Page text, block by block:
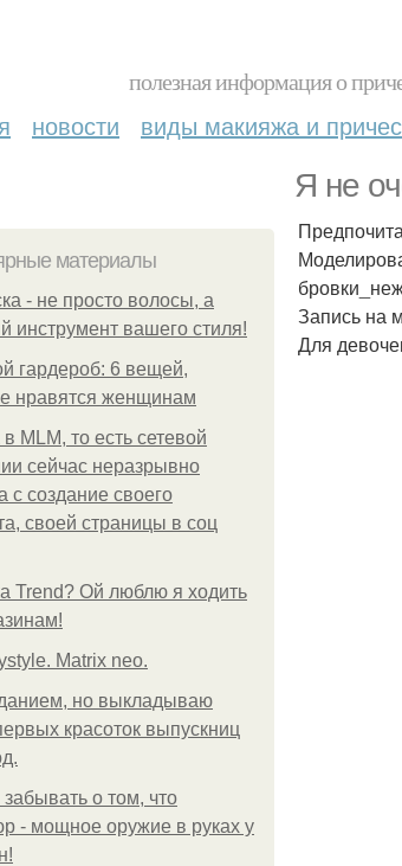
полезная информация о
новости виды макияжа и
Я не
материалы
- не просто волосы, а
инструмент вашего стиля!
гардероб: 6 вещей,
нравятся женщинам
MLM, то есть сетевой
сейчас неразрывно
с создание своего
своей страницы в соц
Trend? Ой люблю я ходить
Matrix neo.
но выкладываю
красоток выпускниц
забывать о том, что
- мощное оружие в руках у
Запись на
Для